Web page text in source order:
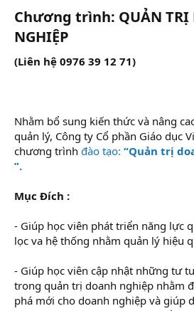
r
Chương trình: QUẢN TRỊ
NGHIỆP
(Liên hệ 0976 39 12 71)
Nhằm bổ sung kiến thức và nâng
quản lý, Công ty Cổ phần Giáo dục
chương trình đào tạo: “Quản trị
”.
Mục Đích :
- Giúp học viên phát triển năng lực
lọc va hệ thống nhằm quản lý hiệu
- Giúp học viên cập nhật những tư
trong quản trị doanh nghiệp nhằm
phá mới cho doanh nghiệp và giúp